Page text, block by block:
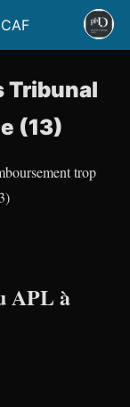
Tribunal
(13)
trop
APL à